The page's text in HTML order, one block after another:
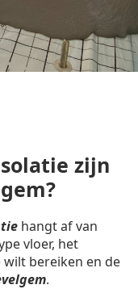
zijn
hangt af van
vloer, het
wilt bereiken en de
.